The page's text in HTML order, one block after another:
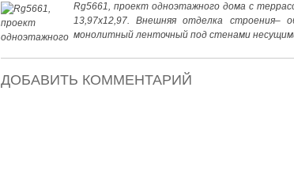
Rg5661, проект одноэтажного дома с
13,97х12,97. Внешняя отделка строения–
монолитный ленточный под стенами
ДОБАВИТЬ КОММЕНТАРИЙ